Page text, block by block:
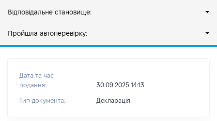
Відповідальне становище:
Пройшла автоперевірку:
Дата та час
подання:
30.09.2025 14:13
Тип документа: Декларація